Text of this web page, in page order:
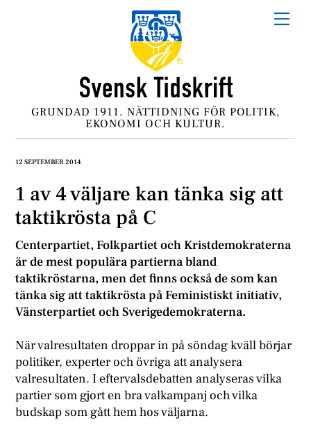
GRUNDAD 1911. NÄTTIDNING FÖR POLITIK,
EKONOMI OCH KULTUR.
12 SEPTEMBER 2014
1 av 4 väljare kan tänka sig att
taktikrösta på C
Centerpartiet, Folkpartiet och Kristdemokraterna
är de mest populära partierna bland
taktikröstarna, men det finns också de som kan
tänka sig att taktikrösta på Feministiskt initiativ,
Vänsterpartiet och Sverigedemokraterna.
När valresultaten droppar in på söndag kväll börjar
politiker, experter och övriga att analysera
valresultaten. I eftervalsdebatten analyseras vilka
partier som gjort en bra valkampanj och vilka
budskap som gått hem hos väljarna.